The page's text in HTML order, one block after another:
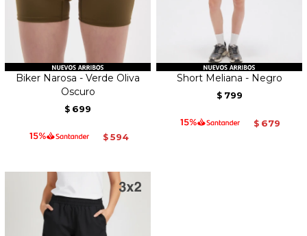
Biker Narosa - Verde Oliva
Oscuro
$ 699
$ 594
Short Meliana - Negro
$ 799
$ 679